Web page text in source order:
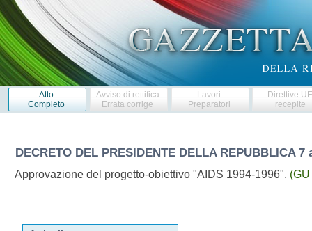
Atto
Completo
Avviso di rettifica
Errata corrige
Lavori
Preparatori
Direttive
recepite
DECRETO DEL PRESIDENTE DELLA REPUBBLICA 7
Approvazione del progetto-obiettivo "AIDS 1994-1996".